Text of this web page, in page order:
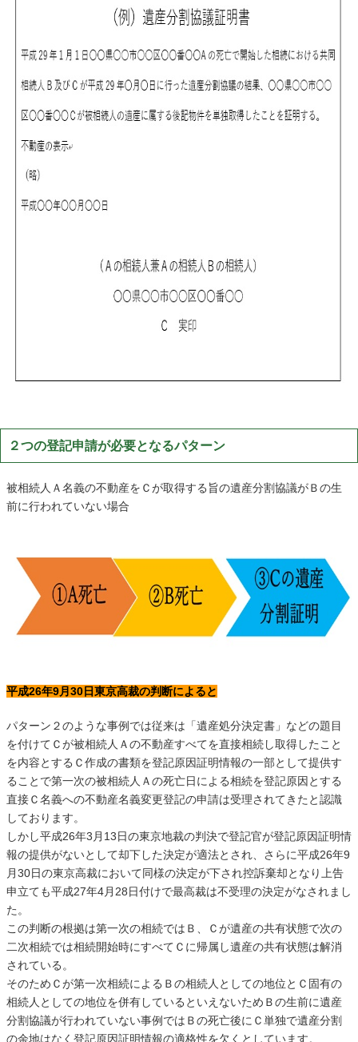
２つの登記申請が必要となるパターン
被相続人Ａ名義の不動産をＣが取得する旨の遺産分割協議がＢの生
前に行われていない場合
平成26年9月30日東京高裁の判断によると
パターン２のような事例では従来は「遺産処分決定書」などの題目
を付けてＣが被相続人Ａの不動産すべてを直接相続し取得したこと
を内容とするＣ作成の書類を登記原因証明情報の一部として提供す
ることで第一次の被相続人Ａの死亡日による相続を登記原因とする
直接Ｃ名義への不動産名義変更登記の申請は受理されてきたと認識
しております。
しかし平成26年3月13日の東京地裁の判決で登記官が登記原因証明情
報の提供がないとして却下した決定が適法とされ、さらに平成26年9
月30日の東京高裁において同様の決定が下され控訴棄却となり上告
申立ても平成27年4月28日付けで最高裁は不受理の決定がなされまし
た。
この判断の根拠は第一次の相続ではＢ、Ｃが遺産の共有状態で次の
二次相続では相続開始時にすべてＣに帰属し遺産の共有状態は解消
されている。
そのためＣが第一次相続によるＢの相続人としての地位とＣ固有の
相続人としての地位を併有しているといえないためＢの生前に遺産
分割協議が行われていない事例ではＢの死亡後にＣ単独で遺産分割
の余地はなく登記原因証明情報の適格性を欠くとしています。